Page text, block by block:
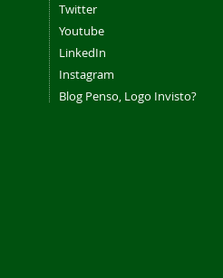
Twitter
Youtube
LinkedIn
Instagram
Blog Penso, Logo Invisto?